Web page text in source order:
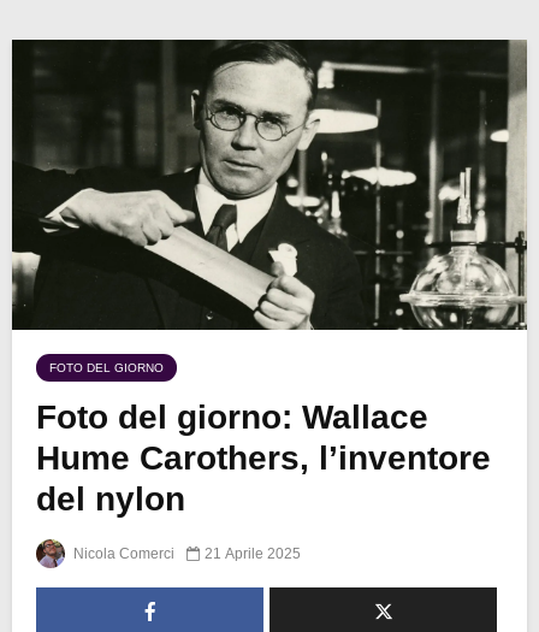
FOTO DEL GIORNO
Foto del giorno: Wallace
Hume Carothers, l’inventore
del nylon
Nicola Comerci 21 Aprile 2025